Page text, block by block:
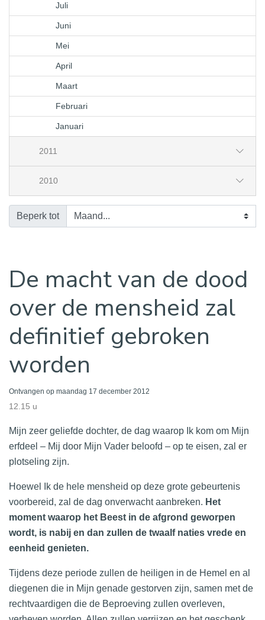
Juli
Juni
Mei
April
Maart
Februari
Januari
2011
2010
Beperk tot
De macht van de dood
over de mensheid zal
definitief gebroken
worden
Ontvangen op maandag 17 december 2012
12.15 u
Mijn zeer geliefde dochter, de dag waarop Ik kom om Mijn
erfdeel – Mij door Mijn Vader beloofd – op te eisen, zal er
plotseling zijn.
Hoewel Ik de hele mensheid op deze grote gebeurtenis
voorbereid, zal de dag onverwacht aanbreken. Het
moment waarop het Beest in de afgrond geworpen
wordt, is nabij en dan zullen de twaalf naties vrede en
eenheid genieten.
Tijdens deze periode zullen de heiligen in de Hemel en al
diegenen die in Mijn genade gestorven zijn, samen met de
rechtvaardigen die de Beproeving zullen overleven,